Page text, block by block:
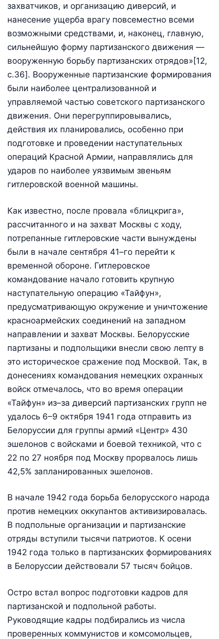
захватчиков, и организацию диверсий, и
нанесение ущерба врагу повсеместно всеми
возможными средствами, и, наконец, главную,
сильнейшую форму партизанского движения —
вооруженную борьбу партизанских отрядов»[12,
c.36]. Вооруженные партизанские формирования
были наиболее централизованной и
управляемой частью советского партизанского
движения. Они перегруппировывались,
действия их планировались, особенно при
подготовке и проведении наступательных
операций Красной Армии, направлялись для
ударов по наиболее уязвимым звеньям
гитлеровской военной машины.
Как известно, после провала «блицкрига»,
рассчитанного и на захват Москвы с ходу,
потрепанные гитлеровские части вынуждены
были в начале сентября 41–го перейти к
временной обороне. Гитлеровское
командование начало готовить крупную
наступательную операцию «Тайфун»,
предусматривающую окружение и уничтожение
красноармейских соединений на западном
направлении и захват Москвы. Белорусские
партизаны и подпольщики внесли свою лепту в
это историческое сражение под Москвой. Так, в
донесениях командования немецких охранных
войск отмечалось, что во время операции
«Тайфун» из–за диверсий партизанских групп не
удалось 6–9 октября 1941 года отправить из
Белоруссии для группы армий «Центр» 430
эшелонов с войсками и боевой техникой, что с
22 по 27 ноября под Москву прорвалось лишь
42,5% запланированных эшелонов.
В начале 1942 года борьба белорусского народа
против не­мецких оккупантов активизировалась.
В подпольные организации и партизанские
отряды вступили тысячи патриотов. К осени
1942 года только в партизанских формированиях
в Белоруссии дей­ствовали 57 тысяч бойцов.
Остро встал вопрос подготовки кадров для
партизанской и подпольной работы.
Руководящие кадры подбирались из числа
проверенных коммунистов и комсомольцев,